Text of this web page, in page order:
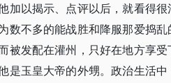
加以揭示、点评以后，就看得
数不多的能战胜和降服那爱捣
被发配在灌州，只好在地方享
是玉皇大帝的外甥。政治生活